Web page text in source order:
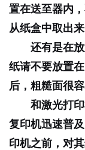
置在送至器内
从纸盒中取出来
还有是在
纸请不要放置
后，粗糙面很
和激光打
复印机迅速普
印机之前，对